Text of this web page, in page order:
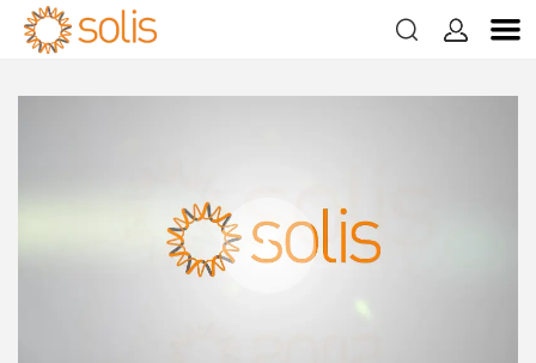
 
Tuotteistamme
1page.page